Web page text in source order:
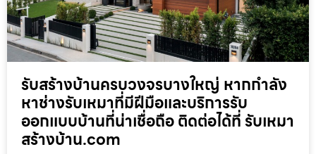
รับสร้างบ้านครบวงจรบางใหญ่ หากกำลัง
หาช่างรับเหมาที่มีฝีมือและบริการรับ
ออกแบบบ้านที่น่าเชื่อถือ ติดต่อได้ที่ รับเหมา
สร้างบ้าน.com